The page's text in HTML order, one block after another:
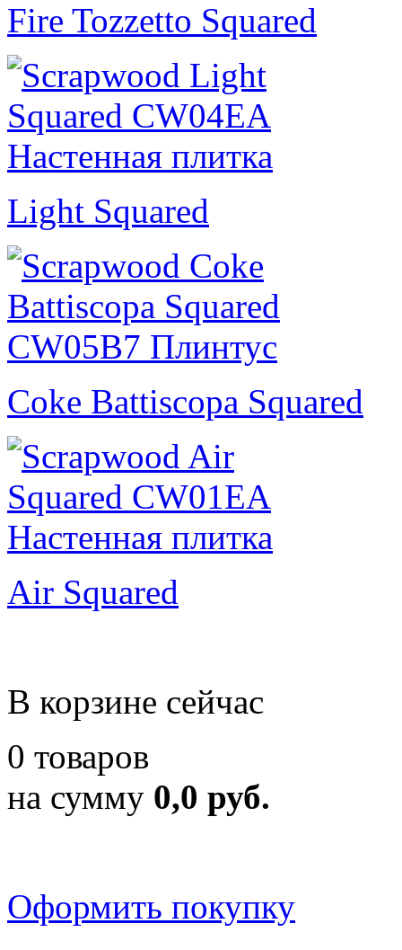
Fire Tozzetto Squared
Light Squared
Coke Battiscopa Squared
Air Squared
В корзине сейчас
0 товаров
на сумму 0,0 руб.
Оформить покупку